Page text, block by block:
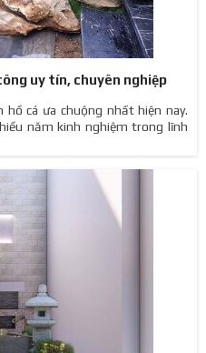
uy tín, chuyên nghiệp
cá ưa chuộng nhất hiện nay.
năm kinh nghiệm trong lĩnh